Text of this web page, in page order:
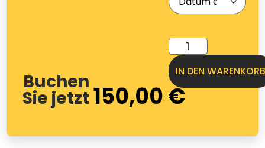
Buchen
Sie jetzt 150,00€
IN DEN